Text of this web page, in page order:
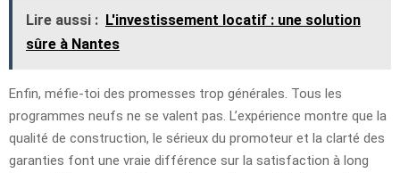
Lire aussi : L'investissement locatif : une solution
sûre à Nantes
Enfin, méfie-toi des promesses trop générales. Tous les
programmes neufs ne se valent pas. L’expérience montre que la
qualité de construction, le sérieux du promoteur et la clarté des
garanties font une vraie différence sur la satisfaction à long